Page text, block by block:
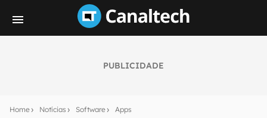
PUBLICIDADE
Home Notícias Software Apps
notícias e reviews sobre tecnologia em primeira